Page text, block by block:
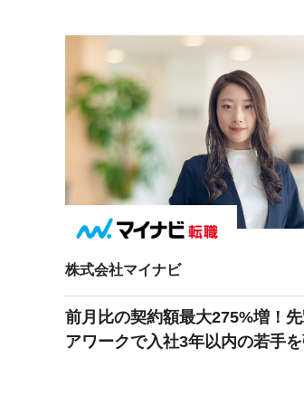
AIでオペレーション業務から解放。
人と向き合い、組織を変える戦略人
株式会社マイナビ
前月比の契約額最大275%増！
アワークで入社3年以内の若手